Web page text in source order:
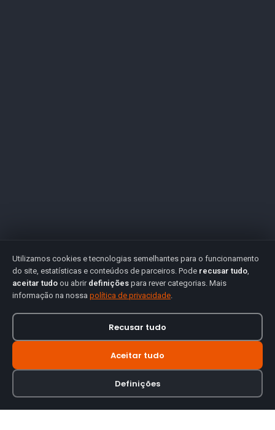
Utilizamos cookies e tecnologias semelhantes para o funcionamento
do site, estatísticas e conteúdos de parceiros. Pode recusar tudo,
aceitar tudo ou abrir definições para rever categorias. Mais
informação na nossa política de privacidade.
Recusar tudo
Aceitar tudo
Definições